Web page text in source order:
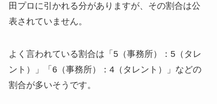
田プロに引かれる分がありますが、その割合は公
表されていません。
よく言われている割合は「5（事務所）：5（タレ
ント）」「6（事務所）：4（タレント）」などの
割合が多いそうです。